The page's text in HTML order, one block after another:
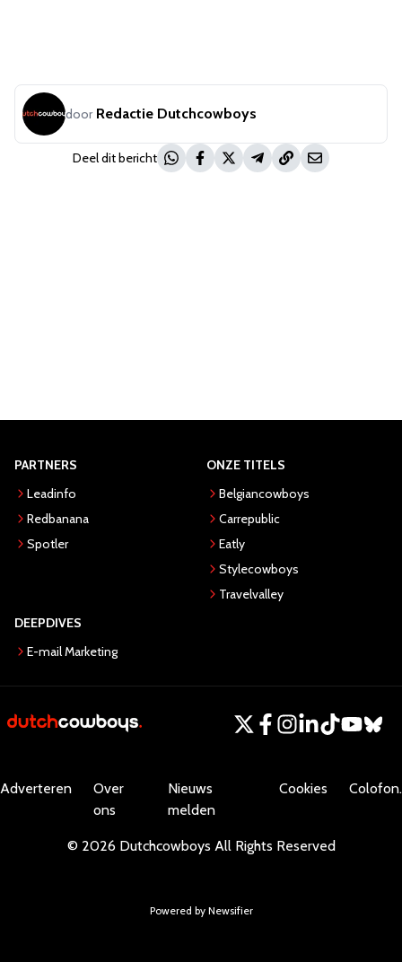
door Redactie Dutchcowboys
Deel dit bericht
PARTNERS
Leadinfo
Redbanana
Spotler
ONZE TITELS
Belgiancowboys
Carrepublic
Eatly
Stylecowboys
Travelvalley
DEEPDIVES
E-mail Marketing
Adverteren
Over
ons
Nieuws
melden
Cookies Colofon.
© 2026 Dutchcowboys All Rights Reserved
Powered by Newsifier